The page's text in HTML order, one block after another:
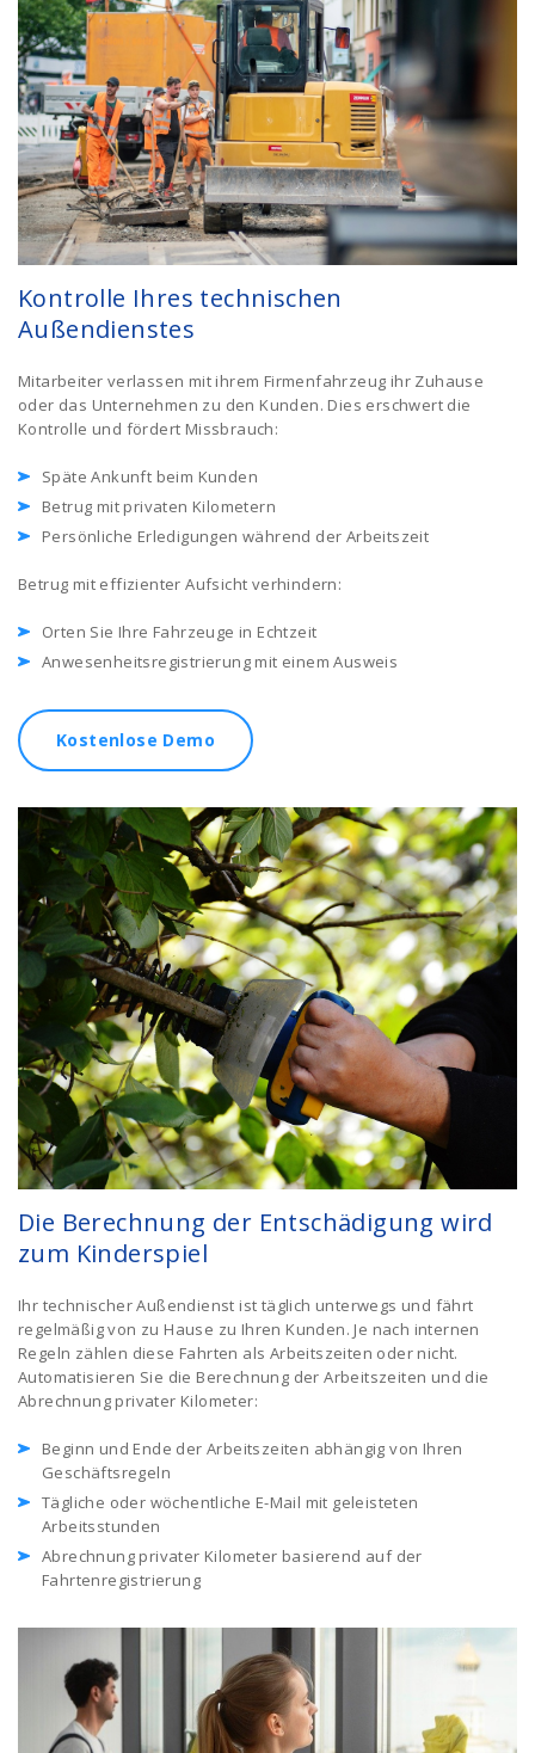
Kontrolle Ihres technischen
Außendienstes
Mitarbeiter verlassen mit ihrem Firmenfahrzeug ihr Zuhause
oder das Unternehmen zu den Kunden. Dies erschwert die
Kontrolle und fördert Missbrauch:
Späte Ankunft beim Kunden
Betrug mit privaten Kilometern
Persönliche Erledigungen während der Arbeitszeit
Betrug mit effizienter Aufsicht verhindern:
Orten Sie Ihre Fahrzeuge in Echtzeit
Anwesenheitsregistrierung mit einem Ausweis
Kostenlose Demo
Die Berechnung der Entschädigung wird
zum Kinderspiel
Ihr technischer Außendienst ist täglich unterwegs und fährt
regelmäßig von zu Hause zu Ihren Kunden. Je nach internen
Regeln zählen diese Fahrten als Arbeitszeiten oder nicht.
Automatisieren Sie die Berechnung der Arbeitszeiten und die
Abrechnung privater Kilometer:
Beginn und Ende der Arbeitszeiten abhängig von Ihren
Geschäftsregeln
Tägliche oder wöchentliche E-Mail mit geleisteten
Arbeitsstunden
Abrechnung privater Kilometer basierend auf der
Fahrtenregistrierung